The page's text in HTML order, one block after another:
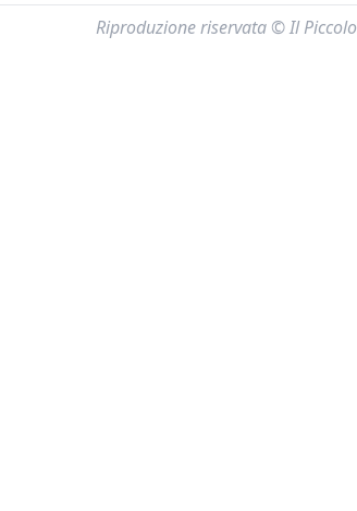
Riproduzione riservata © Il Piccolo